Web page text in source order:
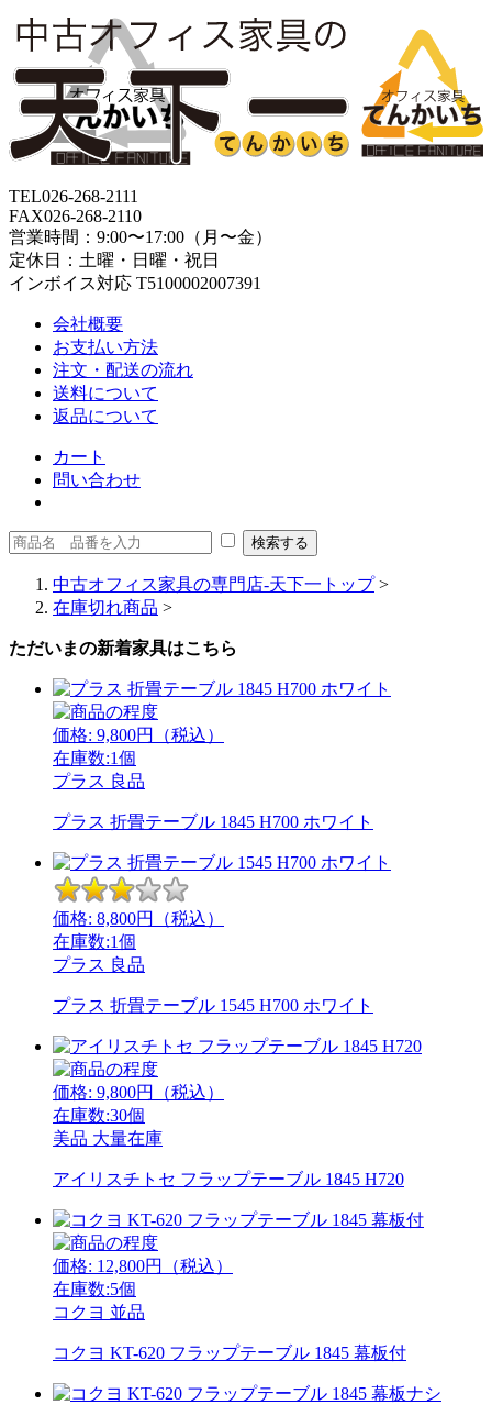
TEL026-268-2111
FAX026-268-2110
営業時間：9:00〜17:00（月〜金）
定休日：土曜・日曜・祝日
インボイス対応 T5100002007391
会社概要
お支払い方法
注文・配送の流れ
送料について
返品について
カート
問い合わせ
中古オフィス家具の専門店-天下一トップ>
在庫切れ商品 >
ただいまの新着家具はこちら
価格: 9,800円（税込）
在庫数:1個
プラス 良品
プラス 折畳テーブル 1845 H700 ホワイト
価格: 8,800円（税込）
在庫数:1個
プラス 良品
プラス 折畳テーブル 1545 H700 ホワイト
価格: 9,800円（税込）
在庫数:30個
美品 大量在庫
アイリスチトセ フラップテーブル 1845 H720
価格: 12,800円（税込）
在庫数:5個
コクヨ 並品
コクヨ KT-620 フラップテーブル 1845 幕板付